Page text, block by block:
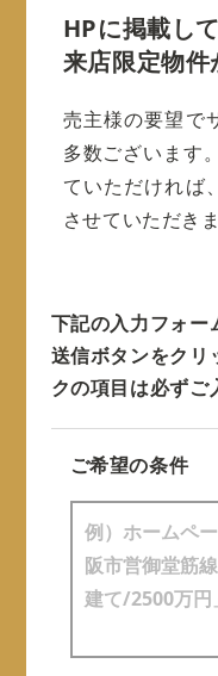
HPに掲載し
来店限定物件
売主様の要望で
多数ございます。
ていただければ
させていただきま
下記の入力フォー
送信ボタンをクリ
クの項目は必ずご
ご希望の条件